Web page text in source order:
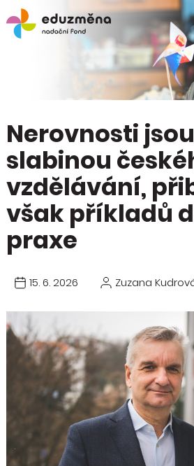
škol
Publikace
Nerovnosti
slabinou
vzdělávání,
však příkladů
praxe
15. 6. 2026 Zuzana